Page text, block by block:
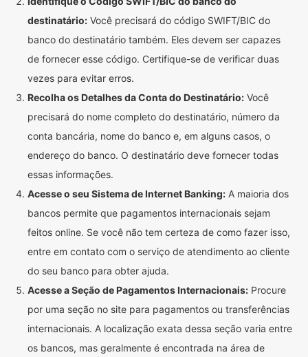
destinatário: Você precisará do código SWIFT/BIC do
banco do destinatário também. Eles devem ser capazes
de fornecer esse código. Certifique-se de verificar duas
vezes para evitar erros.
Recolha os Detalhes da Conta do Destinatário: Você
precisará do nome completo do destinatário, número da
conta bancária, nome do banco e, em alguns casos, o
endereço do banco. O destinatário deve fornecer todas
essas informações.
Acesse o seu Sistema de Internet Banking: A maioria dos
bancos permite que pagamentos internacionais sejam
feitos online. Se você não tem certeza de como fazer isso,
entre em contato com o serviço de atendimento ao cliente
do seu banco para obter ajuda.
Acesse a Seção de Pagamentos Internacionais: Procure
por uma seção no site para pagamentos ou transferências
internacionais. A localização exata dessa seção varia entre
os bancos, mas geralmente é encontrada na área de